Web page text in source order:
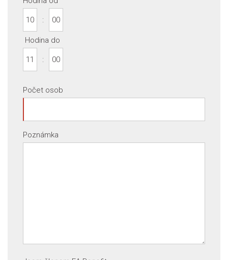
:
Hodina do
:
Počet osob
Poznámka